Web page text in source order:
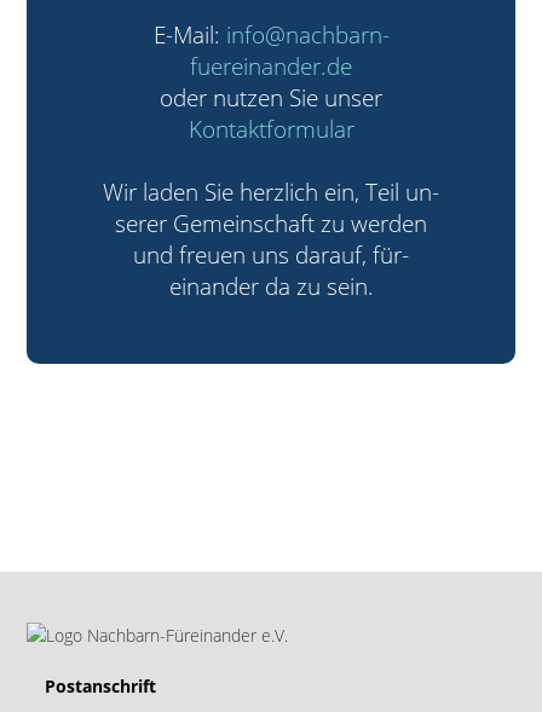
E-Mail: info@nachbarn-
fuereinander.de
oder nutzen Sie unser
Kontaktformular
Wir laden Sie herz­lich ein, Teil un­
ser­er Gemein­schaft zu wer­den
und freuen uns darauf, für­
einander da zu sein.
Postanschrift